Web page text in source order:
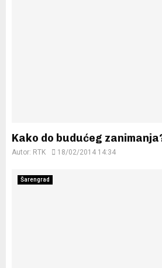
Kako do budućeg
Autor: RTK 18/02/2014 14:34
Šarengrad